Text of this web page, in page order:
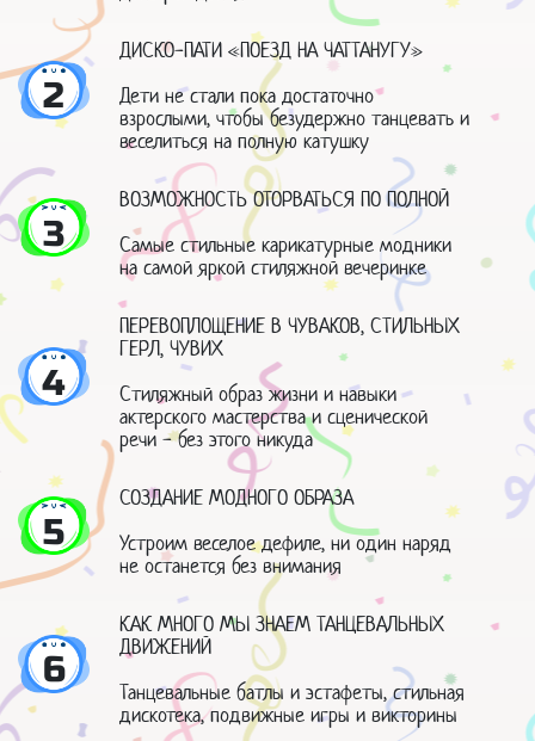
2
ДИСКО-ПАТИ «ПОЕЗД НА ЧАТТАНУГУ»
Дети не стали пока достаточно
взрослыми, чтобы безудержно танцевать и
веселиться на полную катушку
3
ВОЗМОЖНОСТЬ ОТОРВАТЬСЯ ПО ПОЛНОЙ
Самые стильные карикатурные модники
на самой яркой стиляжной вечеринке
4
ПЕРЕВОПЛОЩЕНИЕ В ЧУВАКОВ, СТИЛЬНЫХ
ГЕРЛ, ЧУВИХ
Стиляжный образ жизни и навыки
актерского мастерства и сценической
речи - без этого никуда
5
СОЗДАНИЕ МОДНОГО ОБРАЗА
Устроим веселое дефиле, ни один наряд
не останется без внимания
6
КАК МНОГО МЫ ЗНАЕМ ТАНЦЕВАЛЬНЫХ
ДВИЖЕНИЙ
Танцевальные батлы и эстафеты, стильная
дискотека, подвижные игры и викторины